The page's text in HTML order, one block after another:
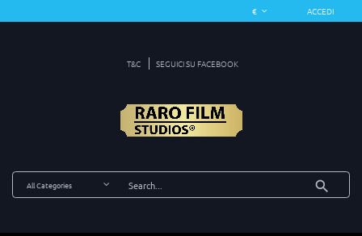
ACCEDI
T&C SEGUICI SU FACEBOOK